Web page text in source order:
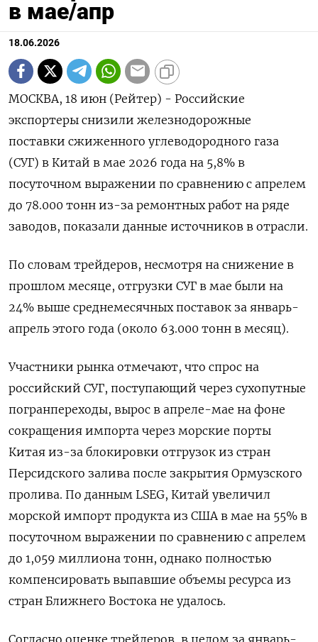
в мае/апр
18.06.2026
МОСКВА, 18 июн (Рейтер) - Российские
экспортеры снизили железнодорожные
поставки сжиженного углеводородного газа
(СУГ) в Китай в мае 2026 года на 5,8% в
посуточном выражении по сравнению с апрелем
до 78.000 тонн из-за ремонтных работ на ряде
заводов, показали данные источников в отрасли.
По словам трейдеров, несмотря на снижение в
прошлом ‌месяце, отгрузки СУГ в мае были на
24% выше среднемесячных поставок за январь-
апрель этого года (около 63.000 тонн в месяц).
Участники рынка отмечают, что спрос на
российский СУГ, поступающий через сухопутные
погранпереходы, вырос в апреле-мае на фоне
сокращения импорта через морские порты
Китая из-за блокировки отгрузок из ​стран
Персидского залива после закрытия Ормузского
пролива. По данным ​LSEG, Китай увеличил
морской импорт продукта из ​США в мае ⁠на 55% в
посуточном выражении по сравнению с апрелем
до 1,059 миллиона тонн, однако полностью
компенсировать ‌выпавшие объемы ресурса из
стран Ближнего Востока не удалось.
Согласно ‌оценке трейдеров, в целом за январь-